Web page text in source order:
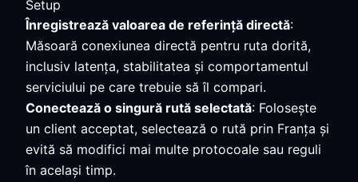
Setup
Înregistrează valoarea de referință directă:
Măsoară conexiunea directă pentru ruta dorită,
inclusiv latența, stabilitatea și comportamentul
serviciului pe care trebuie să îl compari.
Conectează o singură rută selectată: Folosește
un client acceptat, selectează o rută prin Franța și
evită să modifici mai multe protocoale sau reguli
în același timp.